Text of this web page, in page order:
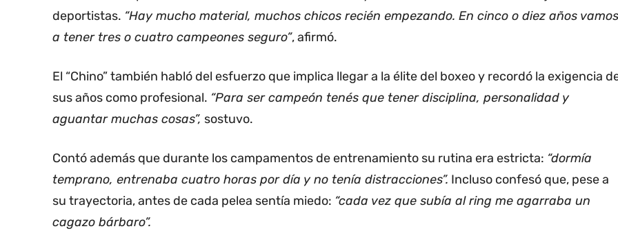
deportistas. “Hay mucho material, muchos chicos recién empezando. En cinco o diez años vamos
a tener tres o cuatro campeones seguro”, afirmó.
El “Chino” también habló del esfuerzo que implica llegar a la élite del boxeo y recordó la exigencia
sus años como profesional. “Para ser campeón tenés que tener disciplina, personalidad y
aguantar muchas cosas”, sostuvo.
Contó además que durante los campamentos de entrenamiento su rutina era estricta: “dormía
temprano, entrenaba cuatro horas por día y no tenía distracciones”. Incluso confesó que, pese a
su trayectoria, antes de cada pelea sentía miedo: “cada vez que subía al ring me agarraba un
cagazo bárbaro”.